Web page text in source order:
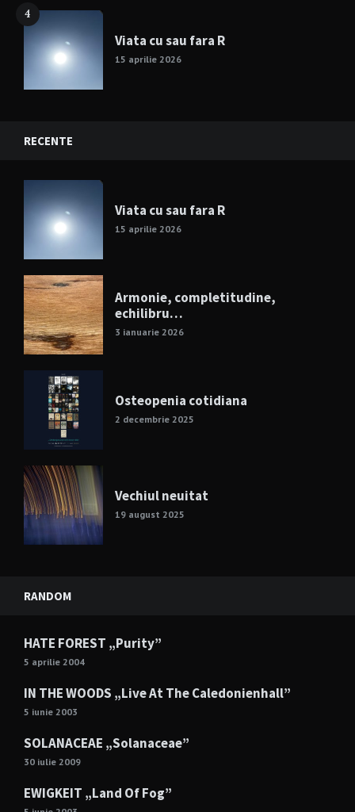
4
Viata cu sau fara R
15 aprilie 2026
RECENTE
Viata cu sau fara R
15 aprilie 2026
Armonie, completitudine,
echilibru…
3 ianuarie 2026
Osteopenia cotidiana
2 decembrie 2025
Vechiul neuitat
19 august 2025
RANDOM
HATE FOREST „Purity”
5 aprilie 2004
IN THE WOODS „Live At The Caledonienhall”
5 iunie 2003
SOLANACEAE „Solanaceae”
30 iulie 2009
EWIGKEIT „Land Of Fog”